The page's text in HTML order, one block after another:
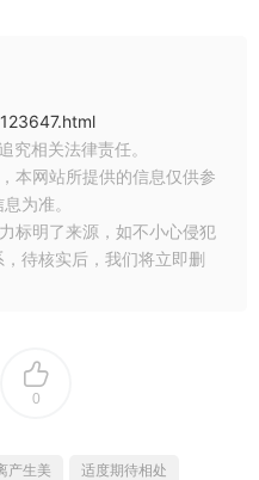
究相关法律责任。
本网站所提供的信息仅供参
为准。
标明了来源，如不小心侵犯
待核实后，我们将立即删
0
产生美 适度期待相处